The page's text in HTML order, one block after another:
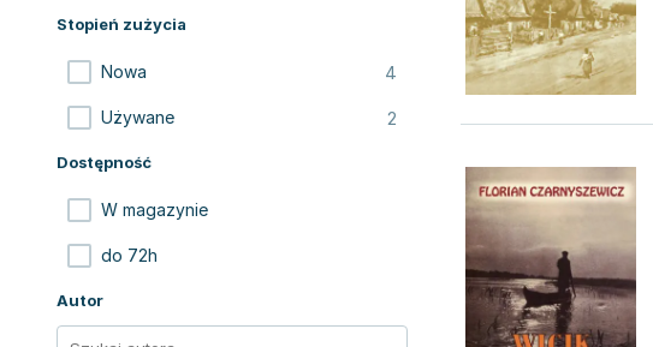
Stopień zużycia
Nowa 4
Używane 2
Dostępność
W magazynie
do 72h
Autor